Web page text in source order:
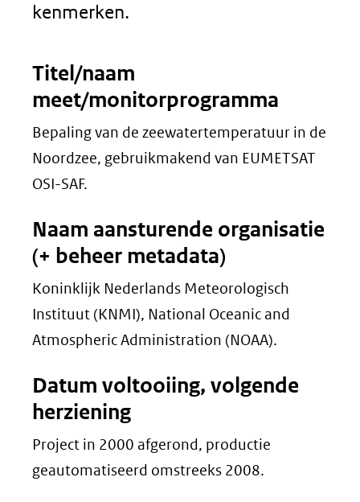
kenmerken.
Titel/naam
meet/monitorprogramma
Bepaling van de zeewatertemperatuur in de
Noordzee, gebruikmakend van EUMETSAT
OSI-SAF.
Naam aansturende organisatie
(+ beheer metadata)
Koninklijk Nederlands Meteorologisch
Instituut (KNMI), National Oceanic and
Atmospheric Administration (NOAA).
Datum voltooiing, volgende
herziening
Project in 2000 afgerond, productie
geautomatiseerd omstreeks 2008.